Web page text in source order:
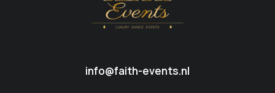
info@faith-events.nl